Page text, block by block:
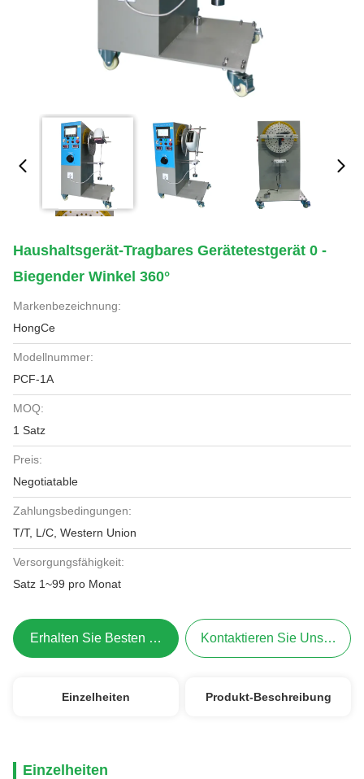
Haushaltsgerät-Tragbares Gerätetestgerät 0 -
Biegender Winkel 360°
Markenbezeichnung:
HongCe
Modellnummer:
PCF-1A
MOQ:
1 Satz
Preis:
Negotiatable
Zahlungsbedingungen:
T/T, L/C, Western Union
Versorgungsfähigkeit:
Satz 1~99 pro Monat
Erhalten Sie Besten Preis Kontaktieren Sie Uns Jetzt
Einzelheiten Produkt-Beschreibung
Einzelheiten